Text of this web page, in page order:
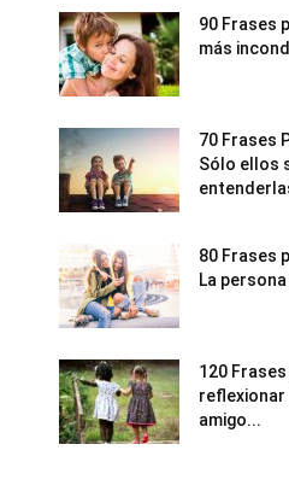
90 Frases
más
70 Frases
Sólo ellos
80 Frases
La
120
reflexionar
amigo...